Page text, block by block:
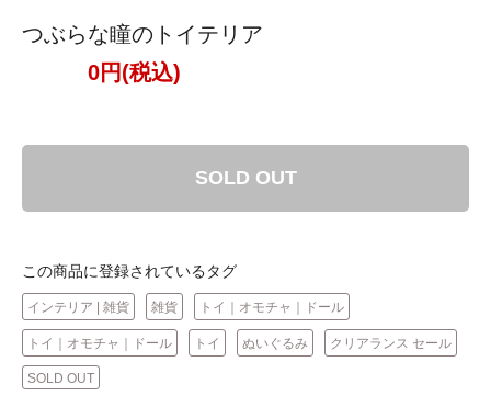
つぶらな瞳のトイテリア
0円(税込)
SOLD OUT
この商品に登録されているタグ
インテリア | 雑貨 雑貨 トイ｜オモチャ｜ドール
トイ｜オモチャ｜ドール トイ ぬいぐるみ クリアランス セール
SOLD OUT